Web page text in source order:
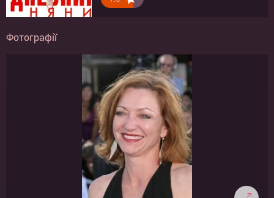
Фотографії